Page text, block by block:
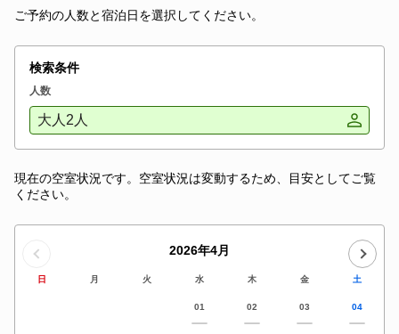
ご予約の人数と宿泊日を選択してください。
検索条件
人数
大人2人
現在の空室状況です。空室状況は変動するため、目安としてご覧
ください。
2026年4月
日 月 火 水 木 金 土
01 02 03 04